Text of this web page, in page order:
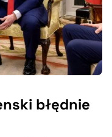
błędnie